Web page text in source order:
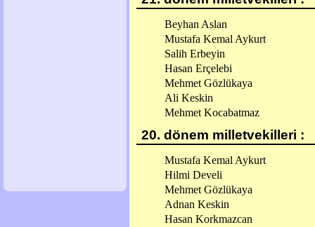
Beyhan Aslan
Mustafa Kemal Aykurt
Salih Erbeyin
Hasan Erçelebi
Mehmet Gözlükaya
Ali Keskin
Mehmet Kocabatmaz
20. dönem milletvekilleri :
Mustafa Kemal Aykurt
Hilmi Develi
Mehmet Gözlükaya
Adnan Keskin
Hasan Korkmazcan